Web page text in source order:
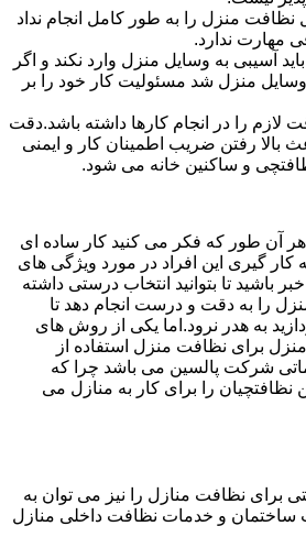
نظافت منزل را به طور کامل انجام نداد
مهارت ندارد.
آسیبی به وسایل منزل وارد نکند و اگر
منزل شد مسئولیت کار خود را بر
لازم را در انجام کارها داشته باشد.دقت
بالا رفتن ضریب اطمینان کار و ایمنی
و ساکنین خانه می شود.
آن طور که فکر می کنید کار ساده ای
کار گیری این افراد در مورد ویژگی های
باشید تا بتوانید انتخاب درستی داشته
را به دقت و درست انجام دهد تا
به هدر نرود.اما یکی از روش های
برای نظافت منزل استفاده از
شرکت پالسین می باشد چرا که
نظافتچیان را برای کار به منازل می
نظافت منازل را نیز می توان به
و خدمات نظافت داخلی منازل